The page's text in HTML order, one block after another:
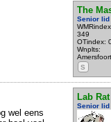
The
Senior lid
349
OTindex:
Wnplts:
Amersfoort
S
Lab Rat
Senior lid
wel eens